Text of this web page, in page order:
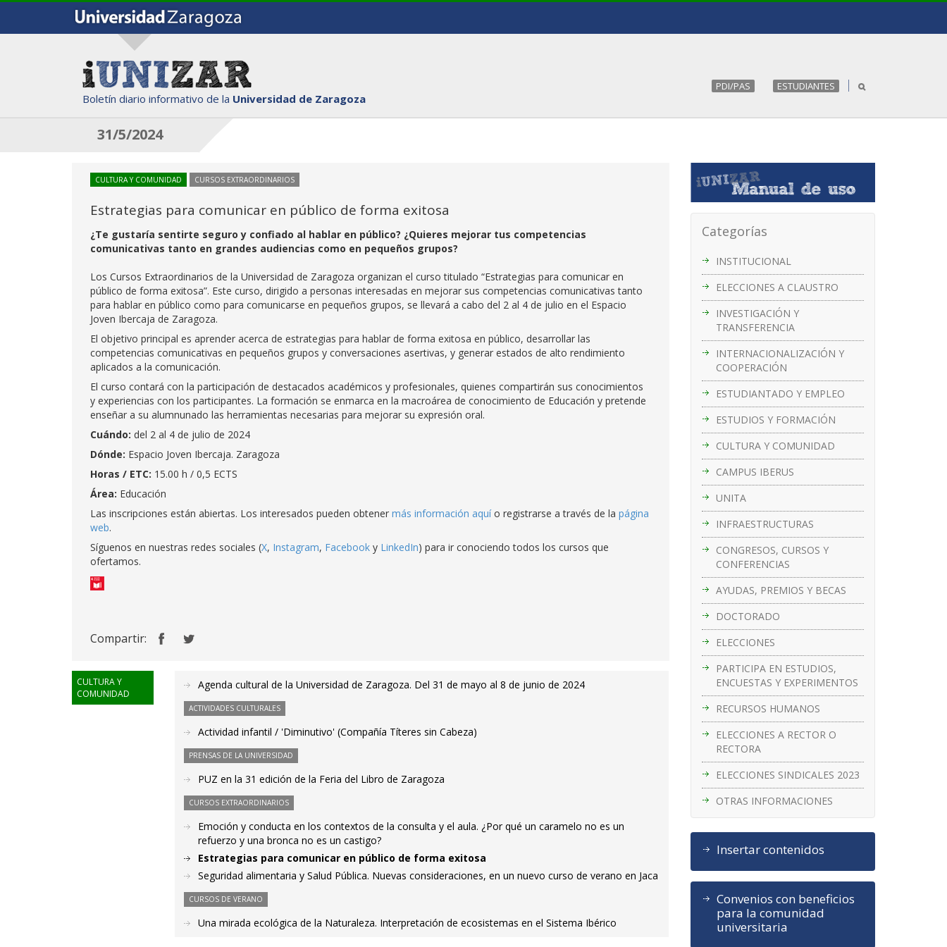
Boletín diario informativo de la Universidad de Zaragoza
PDI/PAS ESTUDIANTES
31/5/2024
Categorías
INSTITUCIONAL
ELECCIONES A CLAUSTRO
INVESTIGACIÓN Y
TRANSFERENCIA
INTERNACIONALIZACIÓN Y
COOPERACIÓN
ESTUDIANTADO Y EMPLEO
ESTUDIOS Y FORMACIÓN
CULTURA Y COMUNIDAD
CAMPUS IBERUS
UNITA
INFRAESTRUCTURAS
CONGRESOS, CURSOS Y
CONFERENCIAS
AYUDAS, PREMIOS Y BECAS
DOCTORADO
ELECCIONES
PARTICIPA EN ESTUDIOS,
ENCUESTAS Y EXPERIMENTOS
RECURSOS HUMANOS
ELECCIONES A RECTOR O
RECTORA
ELECCIONES SINDICALES 2023
OTRAS INFORMACIONES
Insertar contenidos
Convenios con beneficios
para la comunidad
universitaria
CULTURA Y COMUNIDAD CURSOS EXTRAORDINARIOS
Estrategias para comunicar en público de forma exitosa
¿Te gustaría sentirte seguro y confiado al hablar en público? ¿Quieres mejorar tus competencias
comunicativas tanto en grandes audiencias como en pequeños grupos?
Los Cursos Extraordinarios de la Universidad de Zaragoza organizan el curso titulado “Estrategias para comunicar en
público de forma exitosa”. Este curso, dirigido a personas interesadas en mejorar sus competencias comunicativas tanto
para hablar en público como para comunicarse en pequeños grupos, se llevará a cabo del 2 al 4 de julio en el Espacio
Joven Ibercaja de Zaragoza.
El objetivo principal es aprender acerca de estrategias para hablar de forma exitosa en público, desarrollar las
competencias comunicativas en pequeños grupos y conversaciones asertivas, y generar estados de alto rendimiento
aplicados a la comunicación.
El curso contará con la participación de destacados académicos y profesionales, quienes compartirán sus conocimientos
y experiencias con los participantes. La formación se enmarca en la macroárea de conocimiento de Educación y pretende
enseñar a su alumnunado las herramientas necesarias para mejorar su expresión oral.
Cuándo: del 2 al 4 de julio de 2024
Dónde: Espacio Joven Ibercaja. Zaragoza
Horas / ETC: 15.00 h / 0,5 ECTS
Área: Educación
Las inscripciones están abiertas. Los interesados pueden obtener más información aquío registrarse a través de la página
web.
Síguenos en nuestras redes sociales (X, Instagram, Facebook y LinkedIn) para ir conociendo todos los cursos que
ofertamos.
Compartir:
CULTURA Y
COMUNIDAD
Agenda cultural de la Universidad de Zaragoza. Del 31 de mayo al 8 de junio de 2024
ACTIVIDADES CULTURALES
Actividad infantil / 'Diminutivo' (Compañía Títeres sin Cabeza)
PRENSAS DE LA UNIVERSIDAD
PUZ en la 31 edición de la Feria del Libro de Zaragoza
CURSOS EXTRAORDINARIOS
Emoción y conducta en los contextos de la consulta y el aula. ¿Por qué un caramelo no es un
refuerzo y una bronca no es un castigo?
Estrategias para comunicar en público de forma exitosa
Seguridad alimentaria y Salud Pública. Nuevas consideraciones, en un nuevo curso de verano en Jaca
CURSOS DE VERANO
Una mirada ecológica de la Naturaleza. Interpretación de ecosistemas en el Sistema Ibérico